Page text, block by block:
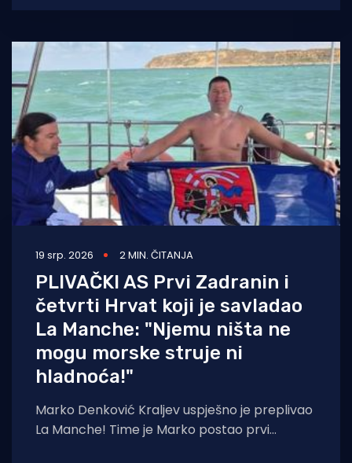
njim
19 srp. 2026 2 MIN. ČITANJA
PLIVAČKI AS Prvi Zadranin i
četvrti Hrvat koji je savladao
La Manche: "Njemu ništa ne
mogu morske struje ni
hladnoća!"
Marko Denković Kraljev uspješno je preplivao
La Manche! Time je Marko postao prvi